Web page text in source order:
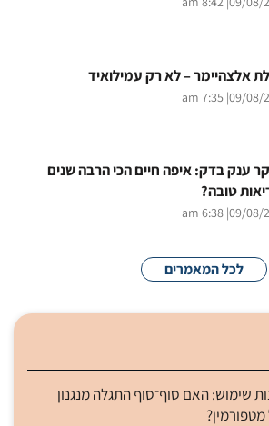
אלצהיימר – לא רק עמילואיד
09/08/
| 7:35 am
ענק בדק: איפה חיים הכי הרבה שנים
טובה?
09/08/
| 6:38 am
לכל המאמרים
יותר מ־60 שנות שימוש: האם סוף־סוף התגלה מנגנון